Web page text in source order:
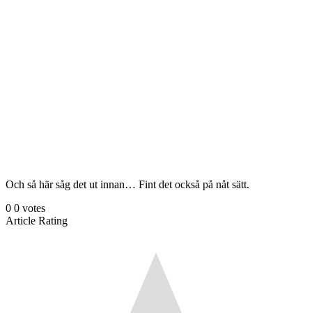
Och så här såg det ut innan… Fint det också på nåt sätt.
0 0 votes
Article Rating